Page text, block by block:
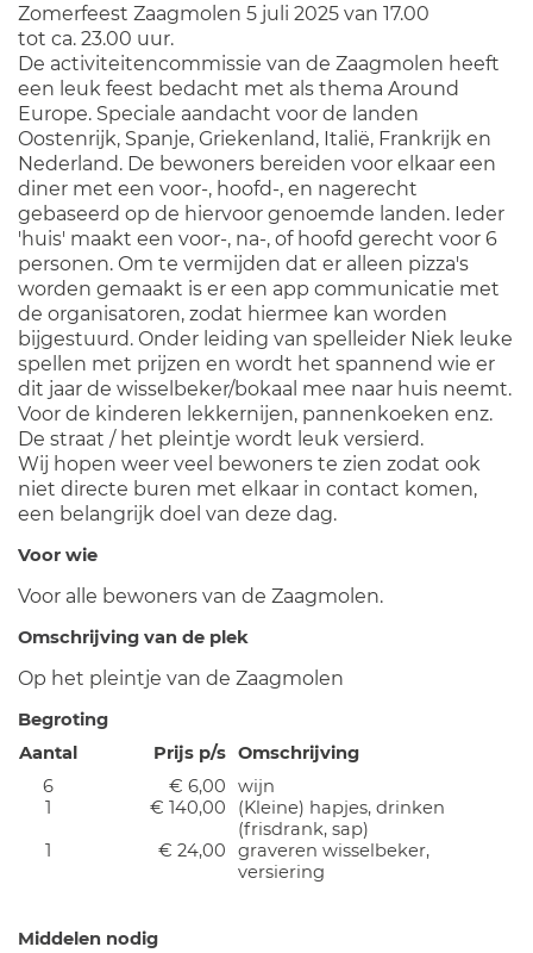
Zomerfeest Zaagmolen 5 juli 2025 van 17.00
tot ca. 23.00 uur.
De activiteitencommissie van de Zaagmolen heeft
een leuk feest bedacht met als thema Around
Europe. Speciale aandacht voor de landen
Oostenrijk, Spanje, Griekenland, Italië, Frankrijk en
Nederland. De bewoners bereiden voor elkaar een
diner met een voor-, hoofd-, en nagerecht
gebaseerd op de hiervoor genoemde landen. Ieder
'huis' maakt een voor-, na-, of hoofd gerecht voor 6
personen. Om te vermijden dat er alleen pizza's
worden gemaakt is er een app communicatie met
de organisatoren, zodat hiermee kan worden
bijgestuurd. Onder leiding van spelleider Niek leuke
spellen met prijzen en wordt het spannend wie er
dit jaar de wisselbeker/bokaal mee naar huis neemt.
Voor de kinderen lekkernijen, pannenkoeken enz.
De straat / het pleintje wordt leuk versierd.
Wij hopen weer veel bewoners te zien zodat ook
niet directe buren met elkaar in contact komen,
een belangrijk doel van deze dag.
Voor wie
Voor alle bewoners van de Zaagmolen.
Omschrijving van de plek
Op het pleintje van de Zaagmolen
Begroting
Aantal
Prijs p/s Omschrijving
6
€ 6,00
wijn
1
€ 140,00
(Kleine) hapjes, drinken
(frisdrank, sap)
1
€ 24,00
graveren wisselbeker,
versiering
Middelen nodig